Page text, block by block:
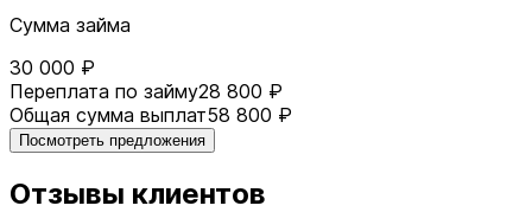
Сумма займа
30 000 ₽
Переплата по займу28 800 ₽
Общая сумма выплат58 800 ₽
Посмотреть предложения
Отзывы клиентов